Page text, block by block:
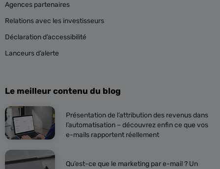
Agences partenaires
Relations avec les investisseurs
Déclaration d’accessibilité
Lanceurs d’alerte
Le meilleur contenu du blog
Présentation de l’attribution des revenus dans
l’automatisation – découvrez enfin ce que vos
e-mails rapportent réellement
Qu’est-ce que le marketing par e-mail ? Un